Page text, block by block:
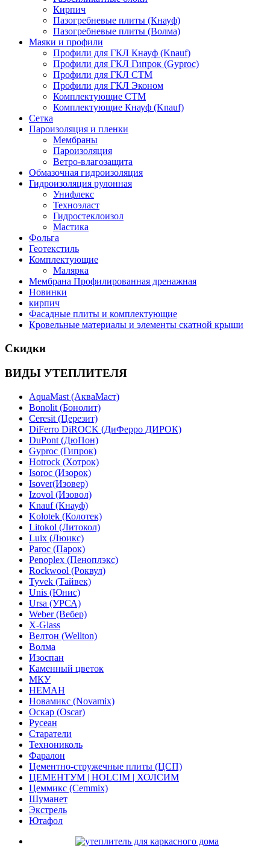
Кирпич
Пазогребневые плиты (Кнауф)
Пазогребневые плиты (Волма)
Маяки и профили
Профили для ГКЛ Кнауф (Knauf)
Профили для ГКЛ Гипрок (Gyproc)
Профили для ГКЛ СТМ
Профили для ГКЛ Эконом
Комплектующие СТМ
Комплектующие Кнауф (Knauf)
Сетка
Пароизоляция и пленки
Мембраны
Пароизоляция
Ветро-влагозащита
Обмазочная гидроизоляция
Гидроизоляция рулонная
Унифлекс
Техноэласт
Гидростеклоизол
Мастика
Фольга
Геотекстиль
Комплектующие
Малярка
Мембрана Профилированная дренажная
Новинки
кирпич
Фасадные плиты и комплектующие
Кровельные материалы и элементы скатной крыши
Скидки
ВИДЫ УТЕПЛИТЕЛЯ
AquaMast (АкваМаст)
Bonolit (Бонолит)
Ceresit (Церезит)
DiFerro DiROCK (ДиФерро ДИРОК)
DuPont (ДюПон)
Gyproc (Гипрок)
Hotrock (Хотрок)
Isoroc (Изорок)
Isover(Изовер)
Izovol (Изовол)
Knauf (Кнауф)
Kolotek (Колотек)
Litokol (Литокол)
Luix (Люикс)
Paroc (Парок)
Penoplex (Пеноплэкс)
Rockwool (Роквул)
Tyvek (Тайвек)
Unis (Юнис)
Ursa (УРСА)
Weber (Вебер)
X-Glass
Велтон (Wellton)
Волма
Изоспан
Каменный цветок
МКУ
НЕМАН
Новамикс (Novamix)
Оскар (Oscar)
Русеан
Старатели
Технониколь
Фаралон
Цементно-стружечные плиты (ЦСП)
ЦЕМЕНТУМ | HOLCIM | ХОЛСИМ
Цеммикс (Cemmix)
Шуманет
Экстрель
Ютафол